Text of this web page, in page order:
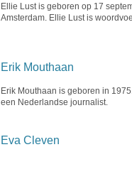
Ellie Lust is geboren op 17
Amsterdam. Ellie Lust is
Erik Mouthaan
Erik Mouthaan is geboren in
een Nederlandse journalist.
Eva Cleven